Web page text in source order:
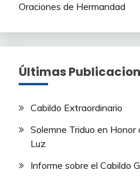
Oraciones de Hermandad
Últimas
Cabildo Extraordinario
Solemne Triduo en
Luz
Informe sobre el Cabildo